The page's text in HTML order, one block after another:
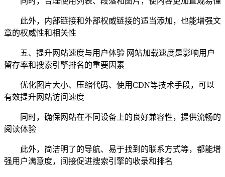
此外，内部链接和外部权威链接的适当添加，也能增强文
章的权威性和相关性
五、提升网站速度与用户体验 网站加载速度是影响用户
留存率和搜索引擎排名的重要因素
优化图片大小、压缩代码、使用CDN等技术手段，可以
有效提升网站访问速度
同时，确保网站在不同设备上的良好兼容性，提供流畅的
阅读体验
此外，简洁明了的导航、易于找到的联系方式等，都能增
强用户满意度，间接促进搜索引擎的收录和排名